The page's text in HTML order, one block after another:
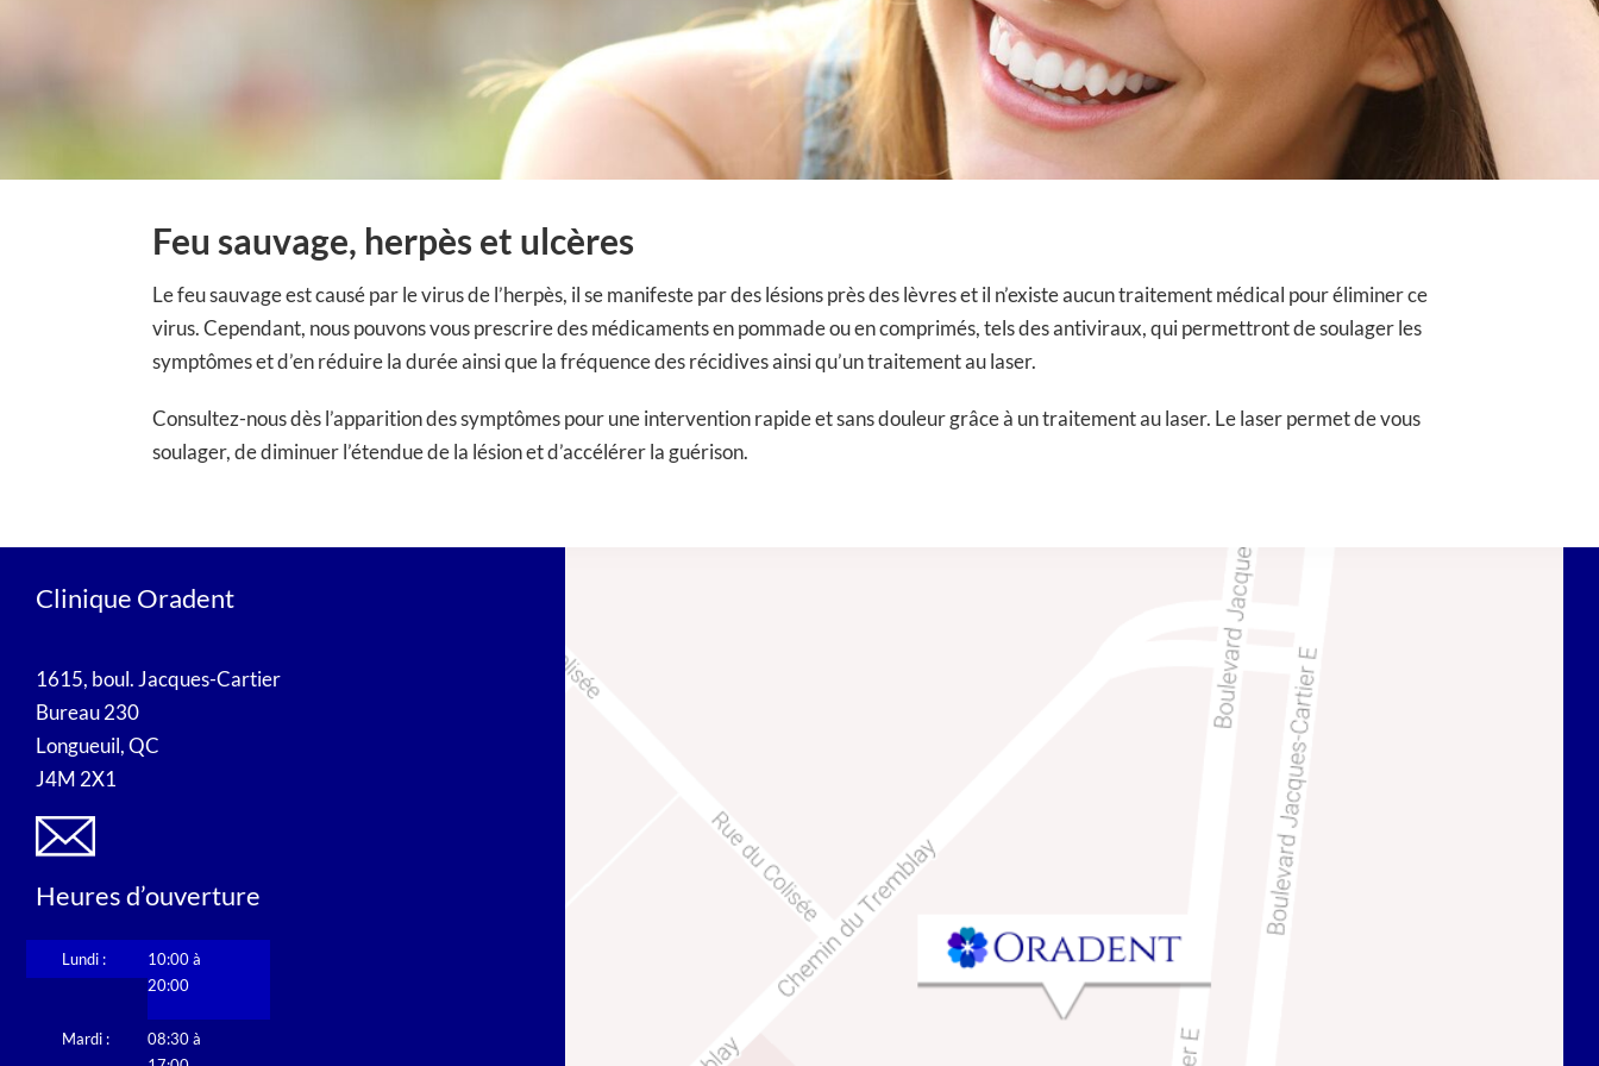
Feu sauvage, herpès et ulcères
Le feu sauvage est causé par le virus de l’herpès, il se manifeste par des lésions près des lèvres et il n’existe aucun traitement médical pour éliminer ce
virus. Cependant, nous pouvons vous prescrire des médicaments en pommade ou en comprimés, tels des antiviraux, qui permettront de soulager les
symptômes et d’en réduire la durée ainsi que la fréquence des récidives ainsi qu’un traitement au laser.
Consultez-nous dès l’apparition des symptômes pour une intervention rapide et sans douleur grâce à un traitement au laser. Le laser permet de vous
soulager, de diminuer l’étendue de la lésion et d’accélérer la guérison.
Clinique Oradent
1615, boul. Jacques-Cartier
Bureau 230
Longueuil, QC
J4M 2X1
Heures d’ouverture
Lundi :
10:00 à
20:00
Mardi :
08:30 à